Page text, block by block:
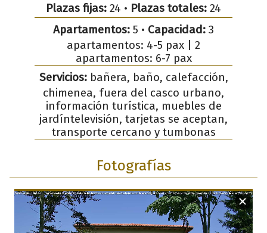
Plazas fijas: 24 • Plazas totales: 24
Apartamentos: 5 • Capacidad: 3
apartamentos: 4-5 pax | 2
apartamentos: 6-7 pax
Servicios:bañera, baño, calefacción,
chimenea, fuera del casco urbano,
información turística, muebles de
jardíntelevisión, tarjetas se aceptan,
transporte cercano y tumbonas
Fotografías